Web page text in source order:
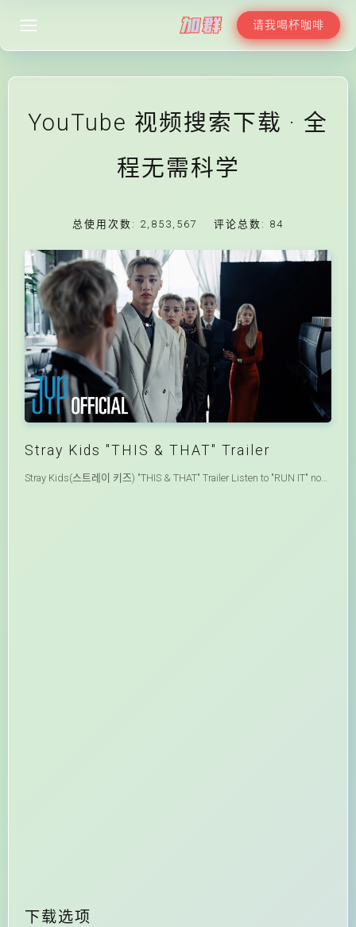
请我喝杯咖啡
YouTube 视频搜索下载 · 全
程无需科学
总使用次数: 2,853,567 评论总数: 84
Stray Kids "THIS & THAT" Trailer
下载选项